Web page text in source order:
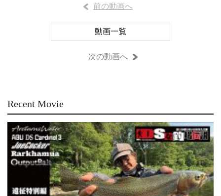
前の動画へ
動画一覧
次の動画へ
Recent Movie